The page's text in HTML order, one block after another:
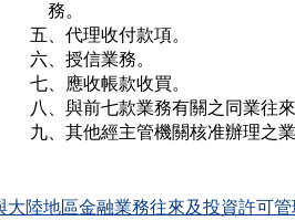
    務。
五、代理收付款項。
六、授信業務。
七、應收帳款收買。
八、與前七款業務有關之同業往來
九、其他經主管機關核准辦理之業
大陸地區金融業務往來及投資許可